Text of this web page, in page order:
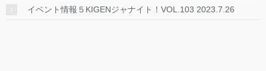
イベント情報５KIGENジャナイト！VOL.103 2023.7.26